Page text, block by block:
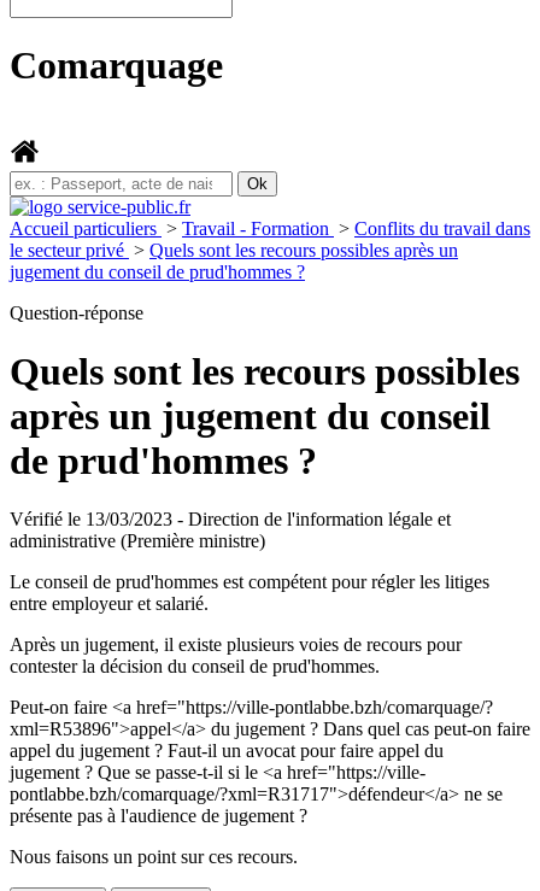
Comarquage
Accueil particuliers > Travail - Formation > Conflits du travail dans
le secteur privé > Quels sont les recours possibles après un
jugement du conseil de prud'hommes ?
Question-réponse
Quels sont les recours possibles
après un jugement du conseil
de prud'hommes ?
Vérifié le 13/03/2023 - Direction de l'information légale et
administrative (Première ministre)
Le conseil de prud'hommes est compétent pour régler les litiges
entre employeur et salarié.
Après un jugement, il existe plusieurs voies de recours pour
contester la décision du conseil de prud'hommes.
Peut-on faire <a href="https://ville-pontlabbe.bzh/comarquage/?
xml=R53896">appel</a> du jugement ? Dans quel cas peut-on faire
appel du jugement ? Faut-il un avocat pour faire appel du
jugement ? Que se passe-t-il si le <a href="https://ville-
pontlabbe.bzh/comarquage/?xml=R31717">défendeur</a> ne se
présente pas à l'audience de jugement ?
Nous faisons un point sur ces recours.